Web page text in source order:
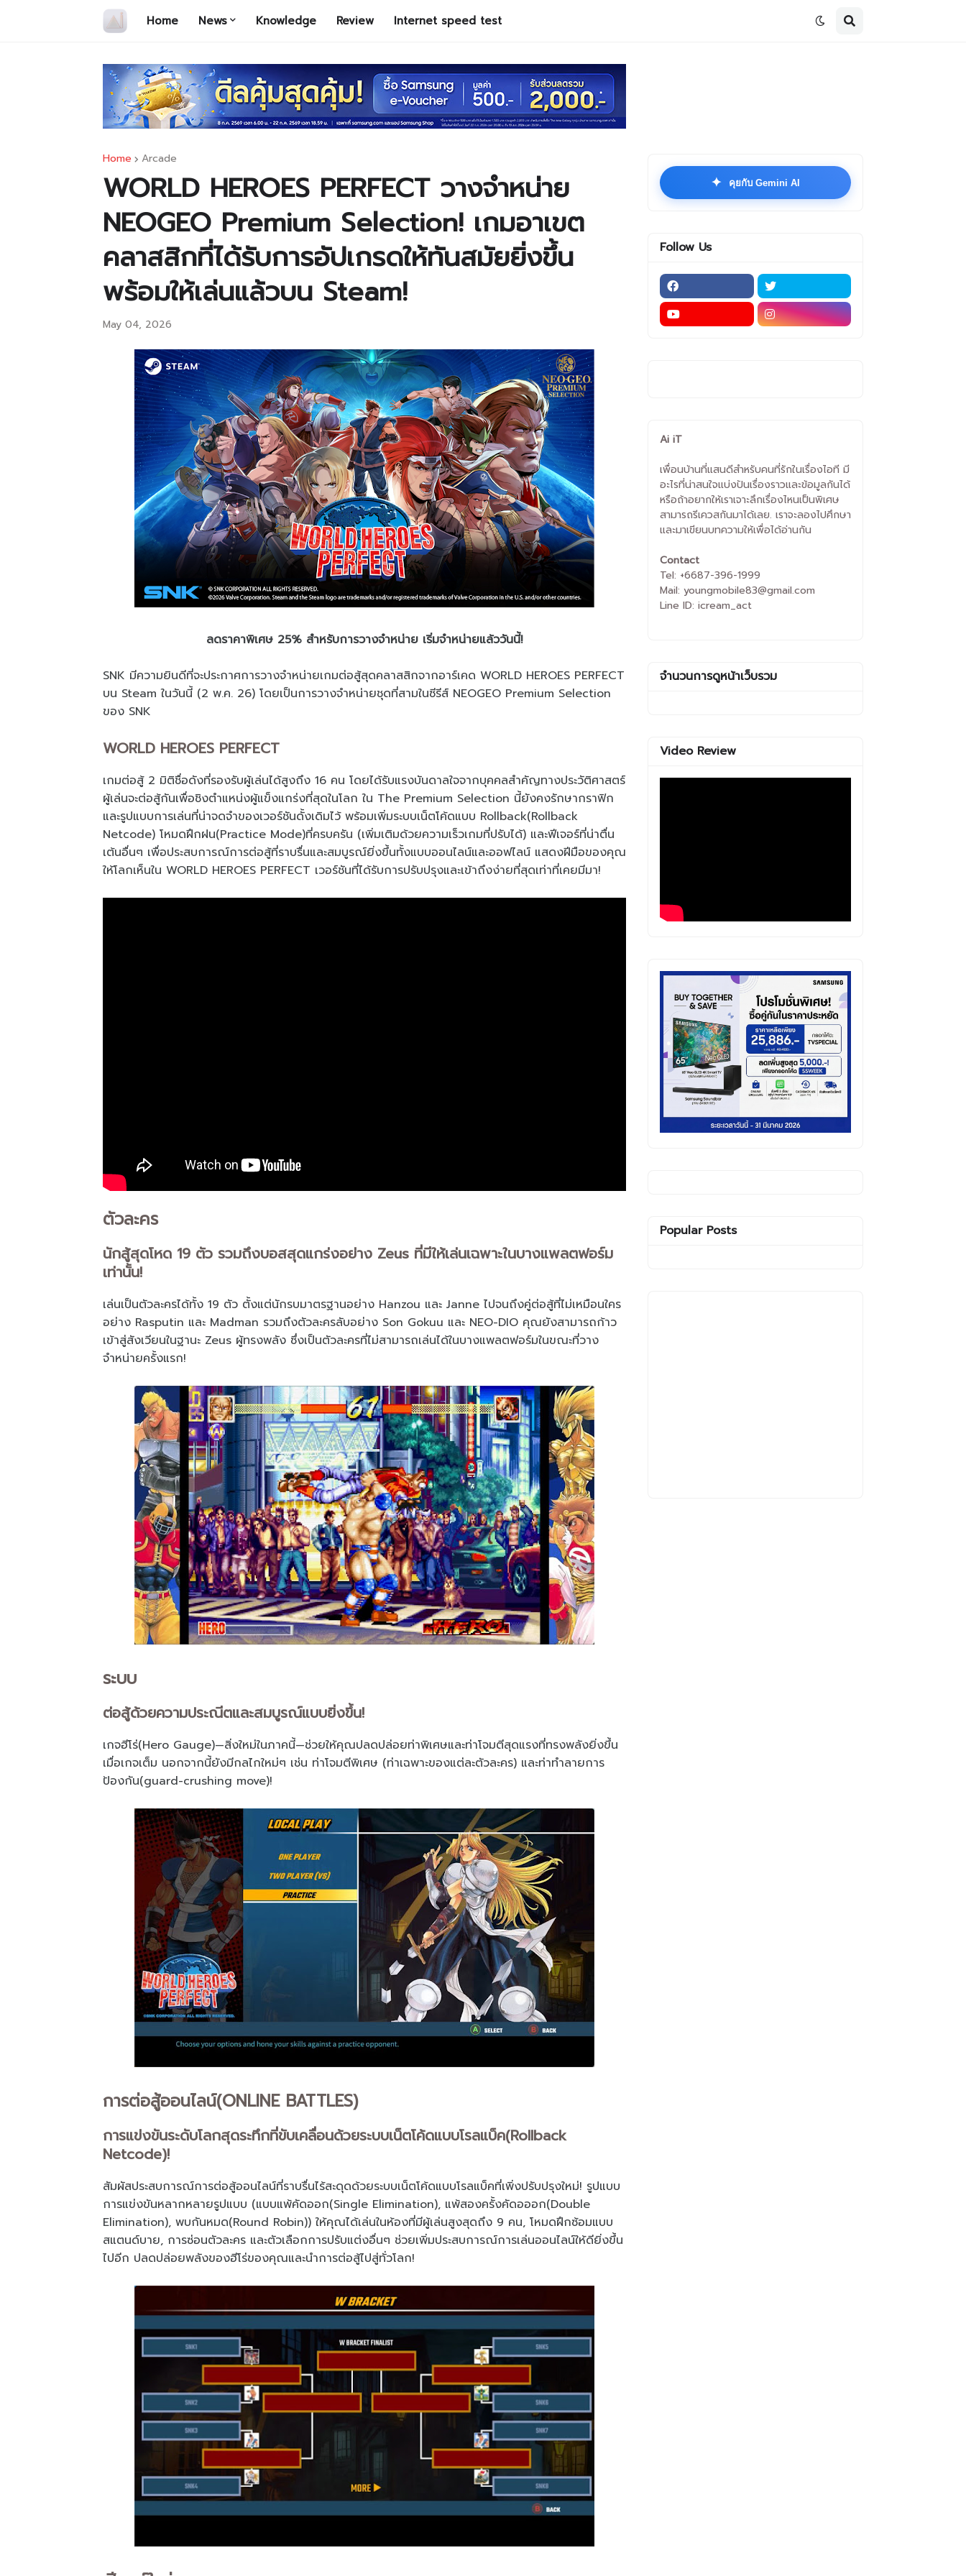
Home News Knowledge Review Internet speed test
Home Arcade
WORLD HEROES PERFECT วางจำหน่าย
NEOGEO Premium Selection! เกมอาเขต
คลาสสิกที่ได้รับการอัปเกรดให้ทันสมัยยิ่งขึ้น
พร้อมให้เล่นแล้วบน Steam!
May 04, 2026
ลดราคาพิเศษ 25% สำหรับการวางจำหน่าย เริ่มจำหน่ายแล้ววันนี้!
SNK มีความยินดีที่จะประกาศการวางจำหน่ายเกมต่อสู้สุดคลาสสิกจากอาร์เคด WORLD HEROES PERFECT
บน Steam ในวันนี้ (2 พ.ค. 26) โดยเป็นการวางจำหน่ายชุดที่สามในซีรีส์ NEOGEO Premium Selection
ของ SNK
WORLD HEROES PERFECT
เกมต่อสู้ 2 มิติชื่อดังที่รองรับผู้เล่นได้สูงถึง 16 คน โดยได้รับแรงบันดาลใจจากบุคคลสำคัญทางประวัติศาสตร์
ผู้เล่นจะต่อสู้กันเพื่อชิงตำแหน่งผู้แข็งแกร่งที่สุดในโลก ใน The Premium Selection นี้ยังคงรักษากราฟิก
และรูปแบบการเล่นที่น่าจดจำของเวอร์ชันดั้งเดิมไว้ พร้อมเพิ่มระบบเน็ตโค้ดแบบ Rollback(Rollback
Netcode) โหมดฝึกฝน(Practice Mode)ที่ครบครัน (เพิ่มเติมด้วยความเร็วเกมที่ปรับได้) และฟีเจอร์ที่น่าตื่น
เต้นอื่นๆ เพื่อประสบการณ์การต่อสู้ที่ราบรื่นและสมบูรณ์ยิ่งขึ้นทั้งแบบออนไลน์และออฟไลน์ แสดงฝีมือของคุณ
ให้โลกเห็นใน WORLD HEROES PERFECT เวอร์ชันที่ได้รับการปรับปรุงและเข้าถึงง่ายที่สุดเท่าที่เคยมีมา!
ตัวละคร
นักสู้สุดโหด 19 ตัว รวมถึงบอสสุดแกร่งอย่าง Zeus ที่มีให้เล่นเฉพาะในบางแพลตฟอร์ม
เท่านั้น!
เล่นเป็นตัวละครได้ทั้ง 19 ตัว ตั้งแต่นักรบมาตรฐานอย่าง Hanzou และ Janne ไปจนถึงคู่ต่อสู้ที่ไม่เหมือนใคร
อย่าง Rasputin และ Madman รวมถึงตัวละครลับอย่าง Son Gokuu และ NEO-DIO คุณยังสามารถก้าว
เข้าสู่สังเวียนในฐานะ Zeus ผู้ทรงพลัง ซึ่งเป็นตัวละครที่ไม่สามารถเล่นได้ในบางแพลตฟอร์มในขณะที่วาง
จำหน่ายครั้งแรก!
ระบบ
ต่อสู้ด้วยความประณีตและสมบูรณ์แบบยิ่งขึ้น!
เกจฮีโร่(Hero Gauge)—สิ่งใหม่ในภาคนี้—ช่วยให้คุณปลดปล่อยท่าพิเศษและท่าโจมตีสุดแรงที่ทรงพลังยิ่งขึ้น
เมื่อเกจเต็ม นอกจากนี้ยังมีกลไกใหม่ๆ เช่น ท่าโจมตีพิเศษ (ท่าเฉพาะของแต่ละตัวละคร) และท่าทำลายการ
ป้องกัน(guard-crushing move)!
การต่อสู้ออนไลน์(ONLINE BATTLES)
การแข่งขันระดับโลกสุดระทึกที่ขับเคลื่อนด้วยระบบเน็ตโค้ดแบบโรลแบ็ค(Rollback
Netcode)!
สัมผัสประสบการณ์การต่อสู้ออนไลน์ที่ราบรื่นไร้สะดุดด้วยระบบเน็ตโค้ดแบบโรลแบ็คที่เพิ่งปรับปรุงใหม่! รูปแบบ
การแข่งขันหลากหลายรูปแบบ (แบบแพ้คัดออก(Single Elimination), แพ้สองครั้งคัดอออก(Double
Elimination), พบกันหมด(Round Robin)) ให้คุณได้เล่นในห้องที่มีผู้เล่นสูงสุดถึง 9 คน, โหมดฝึกซ้อมแบบ
สแตนด์บาย, การซ่อนตัวละคร และตัวเลือกการปรับแต่งอื่นๆ ช่วยเพิ่มประสบการณ์การเล่นออนไลน์ให้ดียิ่งขึ้น
ไปอีก ปลดปล่อยพลังของฮีโร่ของคุณและนำการต่อสู้ไปสู่ทั่วโลก!
✦ คุยกับ Gemini AI
Follow Us
Ai iT
เพื่อนบ้านที่แสนดีสำหรับคนที่รักในเรื่องไอที มี
อะไรที่น่าสนใจแบ่งปันเรื่องราวและข้อมูลกันได้
หรือถ้าอยากให้เราเจาะลึกเรื่องไหนเป็นพิเศษ
สามารถรีเควสกันมาได้เลย. เราจะลองไปศึกษา
และมาเขียนบทความให้เพื่อได้อ่านกัน
Contact
Tel: +6687-396-1999
Mail: youngmobile83@gmail.com
Line ID: icream_act
จำนวนการดูหน้าเว็บรวม
Video Review
Popular Posts